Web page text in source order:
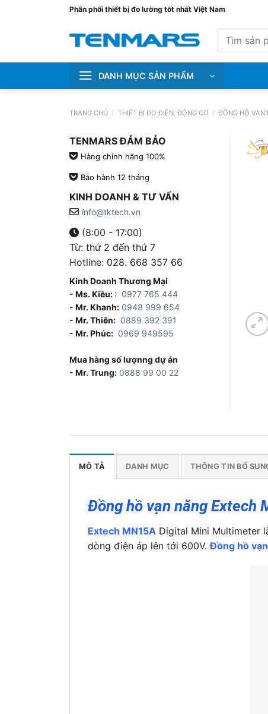
Phân phối thiết bị đo lường tốt nhất Việt Nam
kiếm:
DANH MỤC SẢN PHẨM
TRANG CHỦ / THIẾT BỊ ĐO ĐIỆN, ĐỘNG CƠ / ĐỒNG HỒ VẠN
TENMARS ĐẢM BẢO
Hàng chính hãng 100%
Bảo hành 12 tháng
KINH DOANH & TƯ VẤN
info@tktech.vn
(8:00 - 17:00)
Từ: thứ 2 đến thứ 7
Hotline: 028. 668 357 66
Kinh Doanh Thương Mại
- Ms. Kiều: : 0977 765 444
- Mr. Khanh: 0948 999 654
- Mr. Thiên: 0889 392 391
- Mr. Phúc: 0969 949595
Mua hàng số lượnng dự án
- Mr. Trung: 0888 99 00 22
MÔ TẢ DANH MỤC THÔNG TIN BỔ
Đồng hồ vạn năng
Extech MN15A Digital Mini Multimeter
dòng điện áp lên tới 600V.Đồng hồ